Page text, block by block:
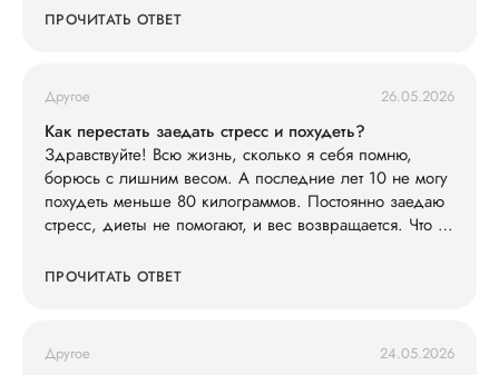
жмут), голова побаливает, но терпимо, давление дома
ПРОЧИТАТЬ ОТВЕТ
Другое 26.05.2026
Как перестать заедать стресс и похудеть?
Здравствуйте! Всю жизнь, сколько я себя помню,
борюсь с лишним весом. А последние лет 10 не могу
похудеть меньше 80 килограммов. Постоянно заедаю
стресс, диеты не помогают, и вес возвращается. Что со
ПРОЧИТАТЬ ОТВЕТ
Другое 24.05.2026